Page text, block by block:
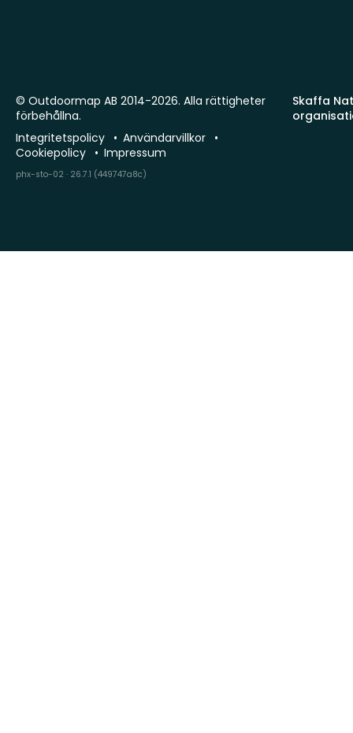
Skaffa
© Outdoormap AB 2014-2026. Alla rättigheter
förbehållna.
Integritetspolicy
Användarvillkor
Cookiepolicy
Impressum
phx-sto-02 · 26.7.1 (449747a8c)